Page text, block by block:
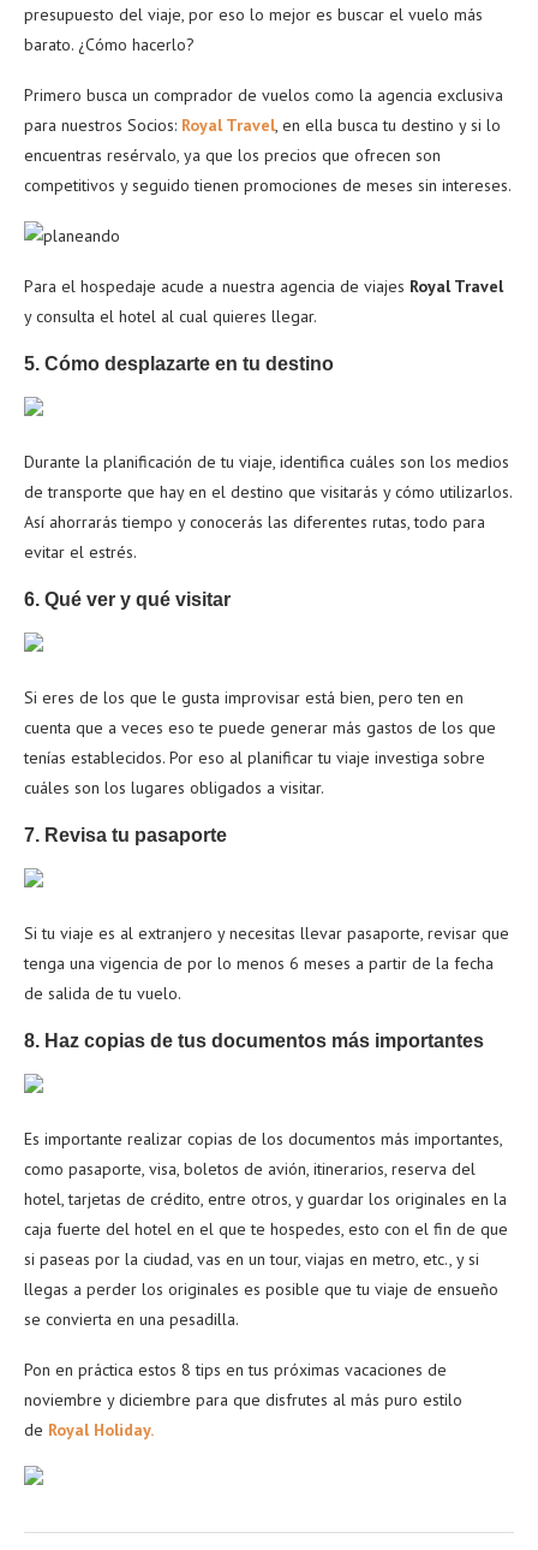
presupuesto del viaje, por eso lo mejor es buscar el vuelo más
barato. ¿Cómo hacerlo?
Primero busca un comprador de vuelos como la agencia exclusiva
para nuestros Socios: Royal Travel, en ella busca tu destino y si lo
encuentras resérvalo, ya que los precios que ofrecen son
competitivos y seguido tienen promociones de meses sin intereses.
Para el hospedaje acude a nuestra agencia de viajes Royal Travel
y consulta el hotel al cual quieres llegar.
5. Cómo desplazarte en tu destino
Durante la planificación de tu viaje, identifica cuáles son los medios
de transporte que hay en el destino que visitarás y cómo utilizarlos.
Así ahorrarás tiempo y conocerás las diferentes rutas, todo para
evitar el estrés.
6. Qué ver y qué visitar
Si eres de los que le gusta improvisar está bien, pero ten en
cuenta que a veces eso te puede generar más gastos de los que
tenías establecidos. Por eso al planificar tu viaje investiga sobre
cuáles son los lugares obligados a visitar.
7. Revisa tu pasaporte
Si tu viaje es al extranjero y necesitas llevar pasaporte, revisar que
tenga una vigencia de por lo menos 6 meses a partir de la fecha
de salida de tu vuelo.
8. Haz copias de tus documentos más importantes
Es importante realizar copias de los documentos más importantes,
como pasaporte, visa, boletos de avión, itinerarios, reserva del
hotel, tarjetas de crédito, entre otros, y guardar los originales en la
caja fuerte del hotel en el que te hospedes, esto con el fin de que
si paseas por la ciudad, vas en un tour, viajas en metro, etc., y si
llegas a perder los originales es posible que tu viaje de ensueño
se convierta en una pesadilla.
Pon en práctica estos 8 tips en tus próximas vacaciones de
noviembre y diciembre para que disfrutes al más puro estilo
de Royal Holiday.